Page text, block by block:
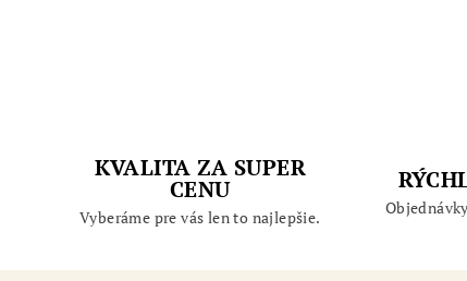
KVALITA ZA SUPER
CENU
Vyberáme pre vás len to najlepšie.